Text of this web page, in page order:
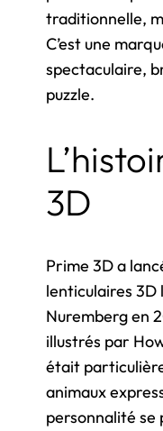
traditionnelle,
C’est une
spectaculaire,
puzzle.
3D
Prime 3D a
lenticulaires 3D
Nuremberg en
illustrés par
était
animaux
personnalité se